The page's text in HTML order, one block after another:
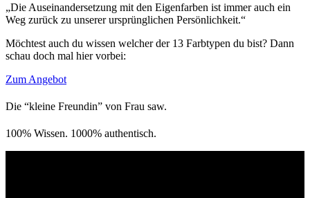
„Die Auseinandersetzung mit den Eigenfarben ist immer auch ein
Weg zurück zu unserer ursprünglichen Persönlichkeit.“
Möchtest auch du wissen welcher der 13 Farbtypen du bist? Dann
schau doch mal hier vorbei:
Zum Angebot
Die “kleine Freundin” von Frau saw.
100% Wissen. 1000% authentisch.